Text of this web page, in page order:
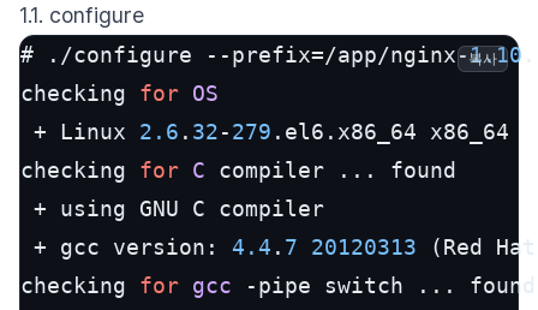
1.1. configure
# ./configure --prefix=/app/nginx-1.10 .
checking for OS
+ Linux 2.6 . 32-279 .el6.x86_64 x86_64
checking for C compiler ... found
+ using GNU C compiler
+ gcc version: 4.4 . 7 20120313 (Red
checking for gcc -pipe switch ... found
복사